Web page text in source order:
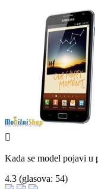

Kada se model pojavi u
4.3 (glasova: 54)